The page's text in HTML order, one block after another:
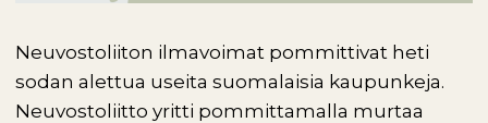
Neuvostoliiton ilmavoimat pommittivat heti
sodan alettua useita suomalaisia kaupunkeja.
Neuvostoliitto yritti pommittamalla murtaa